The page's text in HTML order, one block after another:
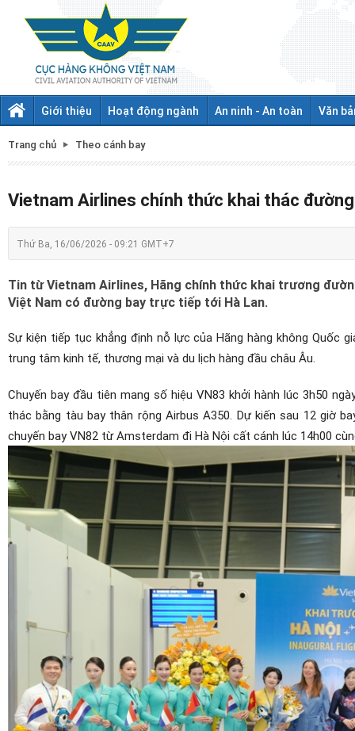
Giới thiệu Hoạt động ngành An ninh - An toàn Văn
Trang chủ Theo cánh bay
Vietnam Airlines chính thức khai thác
Thứ Ba, 16/06/2026 - 09:21 GMT+7
Tin từ Vietnam Airlines, Hãng chính thức khai trương
Việt Nam có đường bay trực tiếp tới Hà Lan.
Sự kiện tiếp tục khẳng định nỗ lực của Hãng hàng không
trung tâm kinh tế, thương mại và du lịch hàng đầu châu Âu.
Chuyến bay đầu tiên mang số hiệu VN83 khởi hành lúc 3h50
thác bằng tàu bay thân rộng Airbus A350. Dự kiến sau 12 giờ
chuyến bay VN82 từ Amsterdam đi Hà Nội cất cánh lúc 14h00